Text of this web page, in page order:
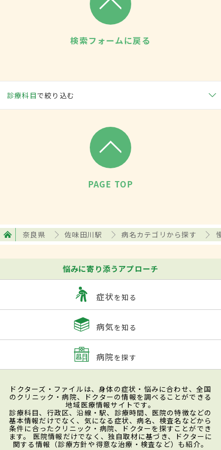
検索フォームに戻る
診療科目で絞り込む
PAGE TOP
奈良県 佐味田川駅 病名カテゴリから探す
悩みに寄り添うアプローチ
症状を知る
病気を知る
病院を探す
ドクターズ・ファイルは、身体の症状・悩みに合わせ、全国
のクリニック・病院、ドクターの情報を調べることができる
地域医療情報サイトです。
診療科目、行政区、沿線・駅、診療時間、医院の特徴などの
基本情報だけでなく、気になる症状、病名、検査名などから
条件に合ったクリニック・病院、ドクターを探すことができ
ます。 医院情報だけでなく、独自取材に基づき、ドクターに
関する情報（診療方針や得意な治療・検査など）も紹介。